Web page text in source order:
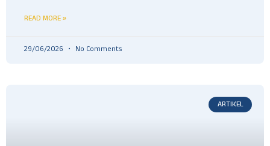
READ MORE »
29/06/2026 No Comments
ARTIKEL